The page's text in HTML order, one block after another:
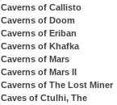
Caverns of Callisto
Caverns of Doom
Caverns of Eriban
Caverns of Khafka
Caverns of Mars
Caverns of Mars II
Caverns of The Lost Miner
Caves of Ctulhi, The